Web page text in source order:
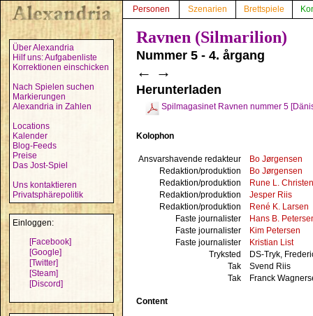
Über Alexandria
Hilf uns: Aufgabenliste
Korrektionen einschicken
Nach Spielen suchen
Markierungen
Alexandria in Zahlen
Locations
Kalender
Blog-Feeds
Preise
Das Jost-Spiel
Uns kontaktieren
Privatsphärepolitik
Einloggen:
[Facebook]
[Google]
[Twitter]
[Steam]
[Discord]
Personen Szenarien Brettspiele
Ravnen (Silmarilion)
Nummer 5 - 4. årgang
← →
Herunterladen
Spilmagasinet Ravnen nummer 5
Kolophon
Ansvarshavende redakteur
Bo Jørgensen
Redaktion/produktion
Bo Jørgensen
Redaktion/produktion
Rune L.
Redaktion/produktion
Jesper Riis
Redaktion/produktion
René K. Larsen
Faste journalister
Hans B.
Faste journalister
Kim Petersen
Faste journalister
Kristian List
Tryksted
DS-Tryk,
Tak
Svend Riis
Tak
Franck
Content